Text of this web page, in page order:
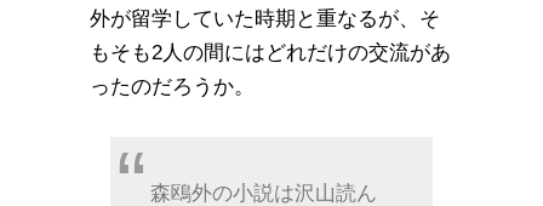
外が留学していた時期と重なるが、そ
もそも2人の間にはどれだけの交流があ
ったのだろうか。
森鴎外の小説は沢山読ん